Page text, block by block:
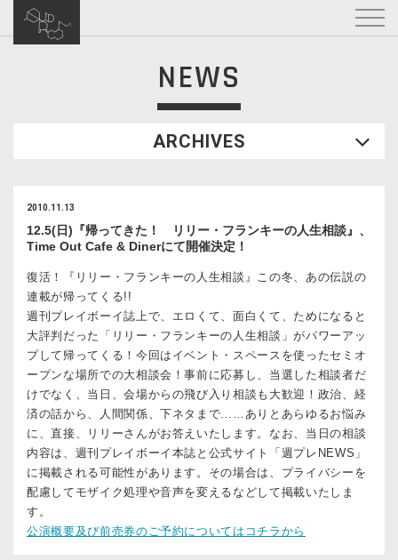
NEWS
ARCHIVES
2010.11.13
12.5(日)『帰ってきた！ リリー・フランキーの人生相談』、
Time Out Cafe & Dinerにて開催決定！
復活！『リリー・フランキーの人生相談』この冬、あの伝説の
連載が帰ってくる!!
週刊プレイボーイ誌上で、エロくて、面白くて、ためになると
大評判だった「リリー・フランキーの人生相談」がパワーアッ
プして帰ってくる！今回はイベント・スペースを使ったセミオ
ープンな場所での大相談会！事前に応募し、当選した相談者だ
けでなく、当日、会場からの飛び入り相談も大歓迎！政治、経
済の話から、人間関係、下ネタまで……ありとあらゆるお悩み
に、直接、リリーさんがお答えいたします。なお、当日の相談
内容は、週刊プレイボーイ本誌と公式サイト「週プレNEWS」
に掲載される可能性があります。その場合は、プライバシーを
配慮してモザイク処理や音声を変えるなどして掲載いたしま
す。
公演概要及び前売券のご予約についてはコチラから